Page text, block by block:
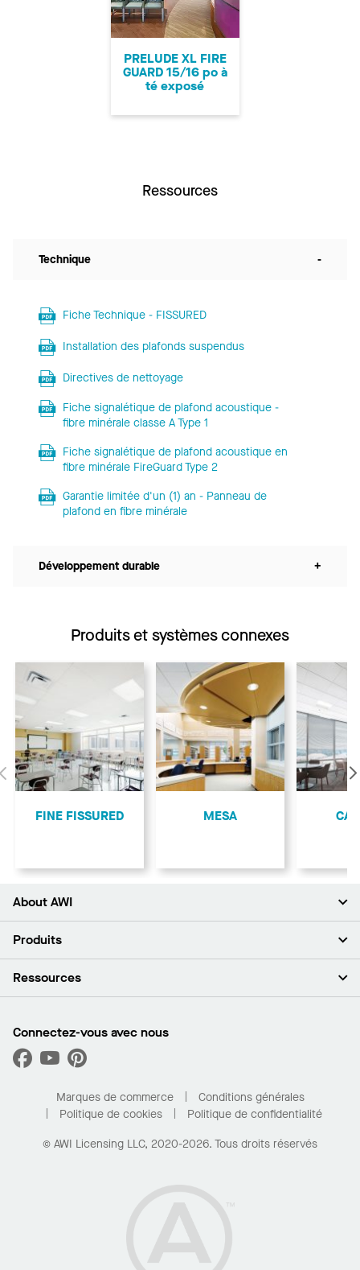
PRELUDE XL FIRE
GUARD 15/16 po à
té exposé
Ressources
Technique -
Fiche Technique - FISSURED
Installation des plafonds suspendus
Directives de nettoyage
Fiche signalétique de plafond acoustique -
fibre minérale classe A Type 1
Fiche signalétique de plafond acoustique en
fibre minérale FireGuard Type 2
Garantie limitée d'un (1) an - Panneau de
plafond en fibre minérale
Développement durable +
Produits et systèmes connexes
Précédent
FINE FISSURED MESA
About AWI
À propos de nous
Espace presse
Quelles sont mes options d’achat?
Produits
Plafonds
Capacités sur mesure
Performance
Ressources
Trouver un distributeur
Trouver un distributeur
Pour la maison
Connectez-vous avec nous
Marques de commerce
Conditions générales
Politique de cookies
Politique de confidentialité
© AWI Licensing LLC, 2020-2026. Tous droits réservés